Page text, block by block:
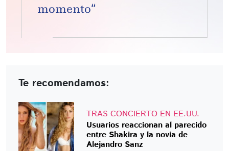
momento“
Te recomendamos:
TRAS CONCIERTO EN EE.UU.
Usuarios reaccionan al parecido
entre Shakira y la novia de
Alejandro Sanz